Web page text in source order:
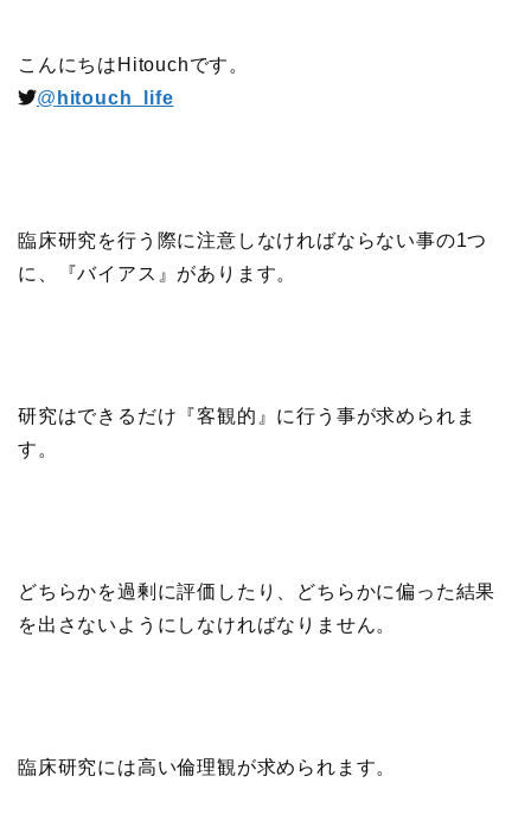
こんにちはHitouchです。
@ hitouch_life
臨床研究を行う際に注意しなければならない事の1つ
に、『バイアス』があります。
研究はできるだけ『客観的』に行う事が求められま
す。
どちらかを過剰に評価したり、どちらかに偏った結果
を出さないようにしなければなりません。
臨床研究には高い倫理観が求められます。